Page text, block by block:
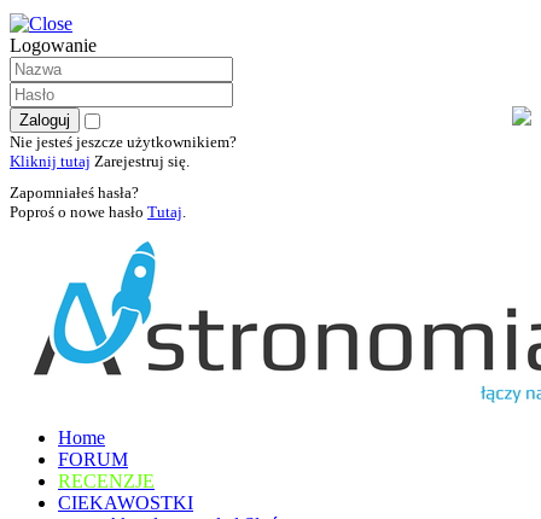
Logowanie
Nie jesteś jeszcze użytkownikiem?
Kliknij tutaj Zarejestruj się.
Zapomniałeś hasła?
Poproś o nowe hasło Tutaj.
Home
FORUM
RECENZJE
CIEKAWOSTKI